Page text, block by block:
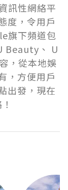
訊性網絡平
度，令用戶
旗下頻道包
Beauty、 U
，從本地娛
，方便用戶
出發，現在